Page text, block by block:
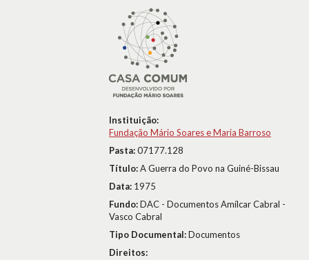
Instituição:
Fundação Mário Soares e Maria Barroso
Pasta:07177.128
Título:A Guerra do Povo na Guiné-Bissau
Data: 1975
Fundo:DAC - Documentos Amílcar Cabral -
Vasco Cabral
Tipo Documental:Documentos
Direitos: